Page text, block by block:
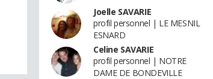
Joelle SAVARIE
profil personnel | LE MESNIL
ESNARD
Celine SAVARIE
profil personnel | NOTRE
DAME DE BONDEVILLE